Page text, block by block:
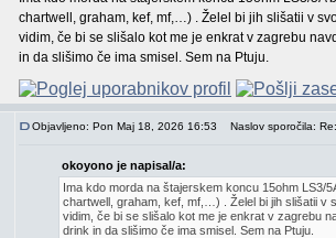
chartwell, graham, kef, mf,…) . Želel bi jih slišatii v
vidim, če bi se slišalo kot me je enkrat v zagrebu
in da slišimo če ima smisel. Sem na Ptuju.
Objavljeno: Pon Maj 18, 2026 16:53 Naslov sporočila:
okoyono je napisal/a:
Ima kdo morda na štajerskem koncu 15ohm LS3/
chartwell, graham, kef, mf,…) . Želel bi jih slišatii v
vidim, če bi se slišalo kot me je enkrat v zagrebu
drink in da slišimo če ima smisel. Sem na Ptuju.